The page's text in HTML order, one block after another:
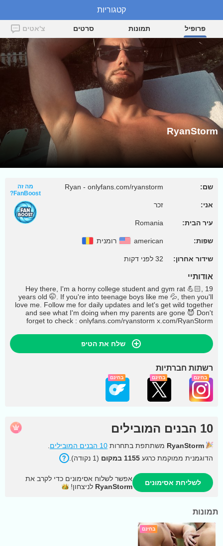
RyanStorm
פרופיל תמונות סרטים צ'אטים
RyanStorm
שם: Ryan - onlyfans.com/ryanstorm
אני: זכר
עיר הבית: Romania
שפות: american רומנית
שידור אחרון: 32 לפני דקות
מה זה
FanBoost?
אודותיי
Hey there, I'm a horny college student and gym rat 💪🏻, 19
years old 🤭. If you're into teenage boys like me 💦, then you'll
love me. Follow me for daily updates and let's get wild together
and see what I'm doing when my parents are gone 😈 Don't
forget to check : onlyfans.com/ryanstorm x.com/RyanStorm_
שלח את הטיפ
רשתות חברתיות
בחינם בחינם בחינם
10 הבנים המובילים
RyanStorm משתתפת בתחרות 10 הבנים המובילים
הדוגמנית ממוקמת כרגע 1155 במקום (1 נקודה).
לשליחת אסימונים
אפשר לשלוח אסימונים כדי לקרב את
RyanStorm לניצחון!
תמונות
בחינם
קטגוריות